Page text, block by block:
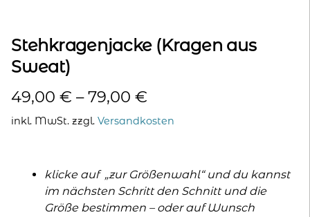
Stehkragenjacke (Kragen aus
Sweat)
49,00 € –79,00 €
inkl. MwSt. zzgl. Versandkosten
klicke auf „zur Größenwahl“ und du kannst
im nächsten Schritt den Schnitt und die
Größe bestimmen – oder auf Wunsch